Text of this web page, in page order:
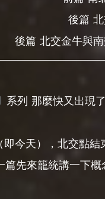
後篇
後篇 北交金牛與
系列 那麼快又出現了
今天），北交點結
先來籠統講一下概